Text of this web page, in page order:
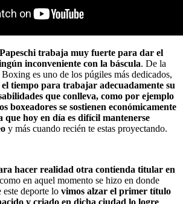
Papeschi trabaja muy fuerte para dar el
inconveniente con la báscula. De la
es uno de los púgiles más dedicados,
el tiempo para trabajar adecuadamente su
que conlleva, como por ejemplo
boxeadores se sostienen económicamente
hoy en día es difícil mantenerse
y más cuando recién te estas proyectando.
hacer realidad otra contienda titular en
en aquel momento se hizo en donde
este deporte lo vimos alzar el primer título